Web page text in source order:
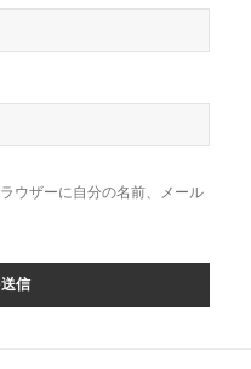
ウザーに自分の名前、メール